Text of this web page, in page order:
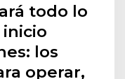
todo lo
los
operar,